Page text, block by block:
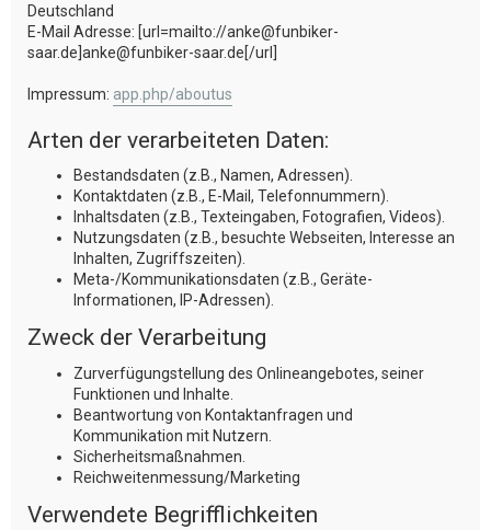
Deutschland
E-Mail Adresse: [url=mailto://anke@funbiker-
saar.de]anke@funbiker-saar.de[/url]
Impressum: app.php/aboutus
Arten der verarbeiteten Daten:
Bestandsdaten (z.B., Namen, Adressen).
Kontaktdaten (z.B., E-Mail, Telefonnummern).
Inhaltsdaten (z.B., Texteingaben, Fotografien, Videos).
Nutzungsdaten (z.B., besuchte Webseiten, Interesse an
Inhalten, Zugriffszeiten).
Meta-/Kommunikationsdaten (z.B., Geräte-
Informationen, IP-Adressen).
Zweck der Verarbeitung
Zurverfügungstellung des Onlineangebotes, seiner
Funktionen und Inhalte.
Beantwortung von Kontaktanfragen und
Kommunikation mit Nutzern.
Sicherheitsmaßnahmen.
Reichweitenmessung/Marketing
Verwendete Begrifflichkeiten